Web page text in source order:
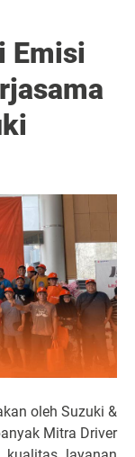
Emisi
oleh Suzuki &
Mitra Driver